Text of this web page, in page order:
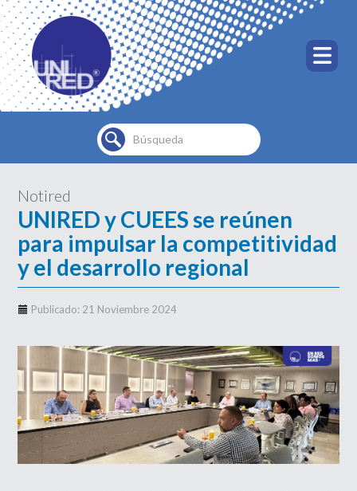
Buscar...
Notired
UNIRED y CUEES se reúnen
para impulsar la competitividad
y el desarrollo regional
Publicado: 21 Noviembre 2024